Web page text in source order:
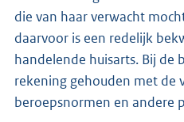
die van haar verwacht
daarvoor is een redelijk
handelende huisarts. Bij de
rekening gehouden met de
beroepsnormen en andere